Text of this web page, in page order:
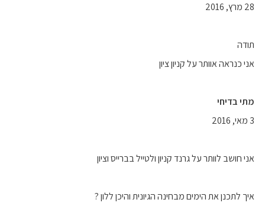
28 מרץ, 2016
תודה
אני כנראה אוותר על קניון ציון
מתי בדיחי
3 מאי, 2016
אני חושב לוותר על גרנד קניון ולטייל בברייס וציון
איך לתכנן את הימים מבחינה הגיונית והיכן ללון ?